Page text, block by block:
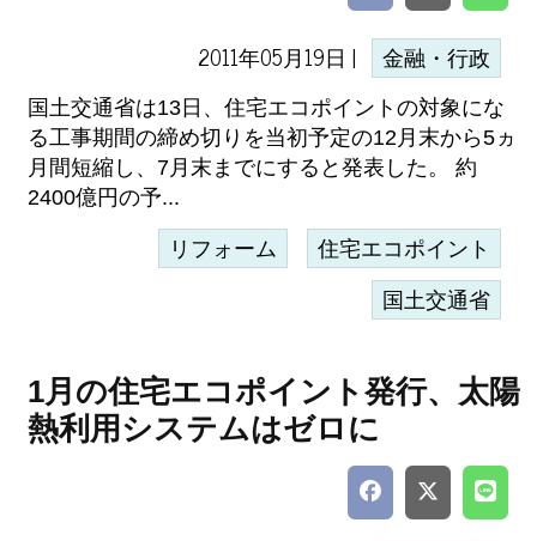
2011年05月19日 | 金融・行政
国土交通省は13日、住宅エコポイントの対象にな
る工事期間の締め切りを当初予定の12月末から5ヵ
月間短縮し、7月末までにすると発表した。 約
2400億円の予...
リフォーム 住宅エコポイント
国土交通省
1月の住宅エコポイント発行、太陽
熱利用システムはゼロに